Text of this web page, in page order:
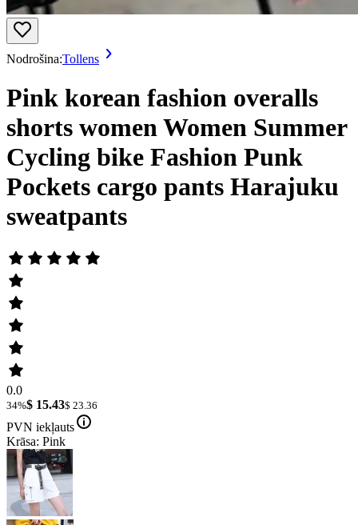
Nodrošina:Tollens
Pink korean fashion overalls
shorts women Women Summer
Cycling bike Fashion Punk
Pockets cargo pants Harajuku
sweatpants
0.0
34%$ 15.43$ 23.36
PVN iekļauts
Krāsa: Pink